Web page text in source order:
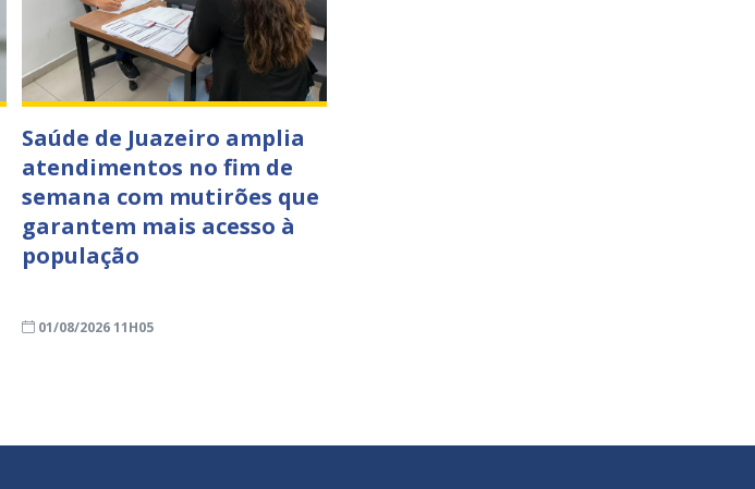
Saúde de Juazeiro amplia
atendimentos no fim de
semana com mutirões que
garantem mais acesso à
população
01/08/2026 11H05